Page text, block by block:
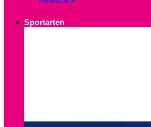
Sportarten